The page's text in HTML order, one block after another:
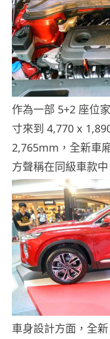
作為一部 5+2 座位
寸來到 4,770 x
2,765mm，全新車
方聲稱在同級車款
車身設計方面，全